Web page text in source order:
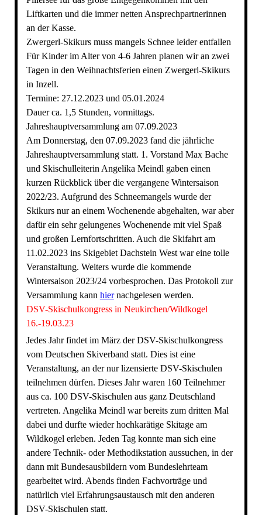
Liftkarten und die immer netten Ansprechpartnerinnen
an der Kasse.
Zwergerl-Skikurs muss mangels Schnee leider entfallen
Für Kinder im Alter von 4-6 Jahren planen wir an zwei
Tagen in den Weihnachtsferien einen Zwergerl-Skikurs
in Inzell.
Termine: 27.12.2023 und 05.01.2024
Dauer ca. 1,5 Stunden, vormittags.
Jahreshauptversammlung am 07.09.2023
Am Donnerstag, den 07.09.2023 fand die jährliche
Jahreshauptversammlung statt. 1. Vorstand Max Bache
und Skischulleiterin Angelika Meindl gaben einen
kurzen Rückblick über die vergangene Wintersaison
2022/23. Aufgrund des Schneemangels wurde der
Skikurs nur an einem Wochenende abgehalten, war aber
dafür ein sehr gelungenes Wochenende mit viel Spaß
und großen Lernfortschritten. Auch die Skifahrt am
11.02.2023 ins Skigebiet Dachstein West war eine tolle
Veranstaltung. Weiters wurde die kommende
Wintersaison 2023/24 vorbesprochen. Das Protokoll zur
Versammlung kann hiernachgelesen werden.
DSV-Skischulkongress in Neukirchen/Wildkogel
16.-19.03.23
Jedes Jahr findet im März der DSV-Skischulkongress
vom Deutschen Skiverband statt. Dies ist eine
Veranstaltung, an der nur lizensierte DSV-Skischulen
teilnehmen dürfen. Dieses Jahr waren 160 Teilnehmer
aus ca. 100 DSV-Skischulen aus ganz Deutschland
vertreten. Angelika Meindl war bereits zum dritten Mal
dabei und durfte wieder hochkarätige Skitage am
Wildkogel erleben. Jeden Tag konnte man sich eine
andere Technik- oder Methodikstation aussuchen, in der
dann mit Bundesausbildern vom Bundeslehrteam
gearbeitet wird. Abends finden Fachvorträge und
natürlich viel Erfahrungsaustausch mit den anderen
DSV-Skischulen statt.